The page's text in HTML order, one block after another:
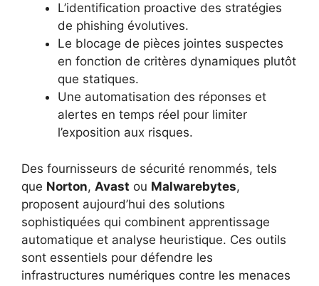
L’identification proactive des stratégies
de phishing évolutives.
Le blocage de pièces jointes suspectes
en fonction de critères dynamiques plutôt
que statiques.
Une automatisation des réponses et
alertes en temps réel pour limiter
l’exposition aux risques.
Des fournisseurs de sécurité renommés, tels
que Norton, Avast ou Malwarebytes,
proposent aujourd’hui des solutions
sophistiquées qui combinent apprentissage
automatique et analyse heuristique. Ces outils
sont essentiels pour défendre les
infrastructures numériques contre les menaces